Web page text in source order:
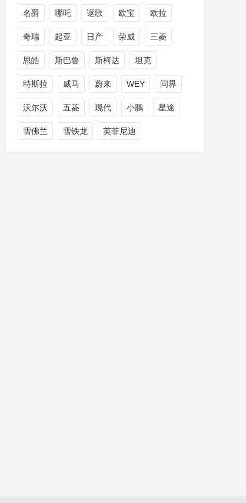
名爵 哪吒 讴歌 欧宝 欧拉
奇瑞 起亚 日产 荣威 三菱
思皓 斯巴鲁 斯柯达 坦克
特斯拉 威马 蔚来 WEY 问界
沃尔沃 五菱 现代 小鹏 星途
雪佛兰 雪铁龙 英菲尼迪